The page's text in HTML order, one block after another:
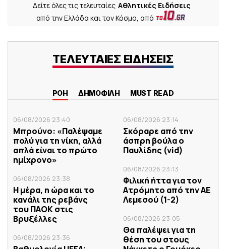
Δείτε όλες τις τελευταίες Αθλητικές Ειδήσεις
από την Ελλάδα και τον Κόσμο, από
ΤΕΛΕΥΤΑΙΕΣ ΕΙΔΗΣΕΙΣ
ΡΟΗ ΔΗΜΟΦΙΛΗ MUST READ
06/08/2026 23:40
Μπρούνο: «Παλέψαμε
πολύ για τη νίκη, αλλά
απλά είναι το πρώτο
ημίχρονο»
06/08/2026 23:38
Η μέρα, η ώρα και το
κανάλι της ρεβάνς
του ΠΑΟΚ στις
Βρυξέλλες
06/08/2026 23:36
06/08/2026 23:14
Σκόραρε από την
άσπρη βούλα ο
Παυλίδης (vid)
06/08/2026 23:13
Φιλική ήττα για τον
Ατρόμητο από την ΑΕ
Λεμεσού (1-2)
06/08/2026 23:05
Θα παλέψει για τη
θέση του στους